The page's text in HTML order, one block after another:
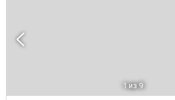
1 из 9